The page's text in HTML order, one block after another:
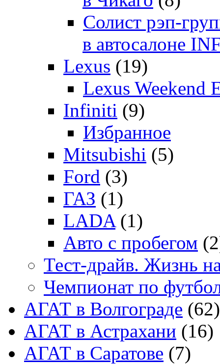
Солист рэп-
в автосалоне
Lexus (19)
Lexus Weekend
Infiniti (9)
Избранное
Mitsubishi (5)
Ford (3)
ГАЗ (1)
LADA (1)
Авто с пробегом
Тест-драйв. Жизнь
Чемпионат по
АГАТ в Волгограде (62)
АГАТ в Астрахани (16)
АГАТ в Саратове (7)